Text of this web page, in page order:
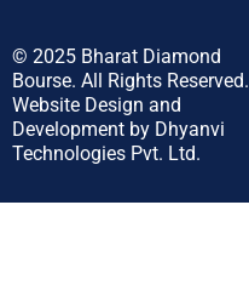
© 2025 Bharat Diamond
Bourse. All Rights Reserved.
Website Design and
Development by Dhyanvi
Technologies Pvt. Ltd.